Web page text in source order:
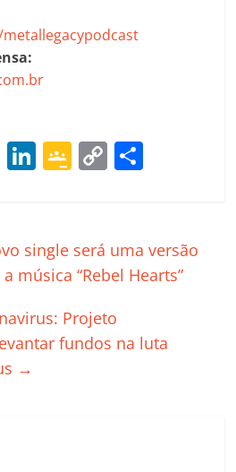
W
s
A
p
Li
e
dI
G
gl
e
a
ss
C
y
Li
k
p
ar
ar
single será uma versão
música “Rebel Hearts”
Projeto
fundos na luta
→